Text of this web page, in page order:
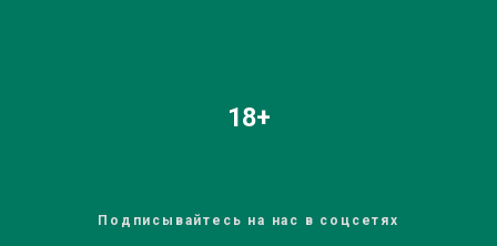
18+
Подписывайтесь на нас в соцсетях